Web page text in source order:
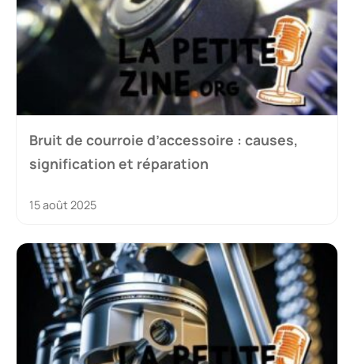
Bruit de courroie d’accessoire : causes,
signification et réparation
15 août 2025